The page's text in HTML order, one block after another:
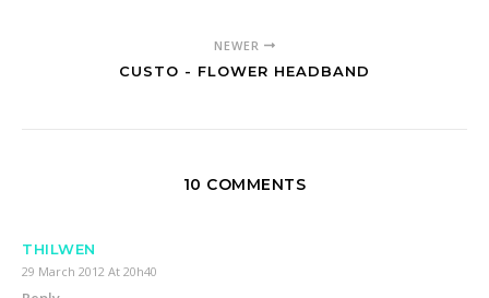
NEWER
CUSTO - FLOWER HEADBAND
10 COMMENTS
THILWEN
29 March 2012 At 20h40